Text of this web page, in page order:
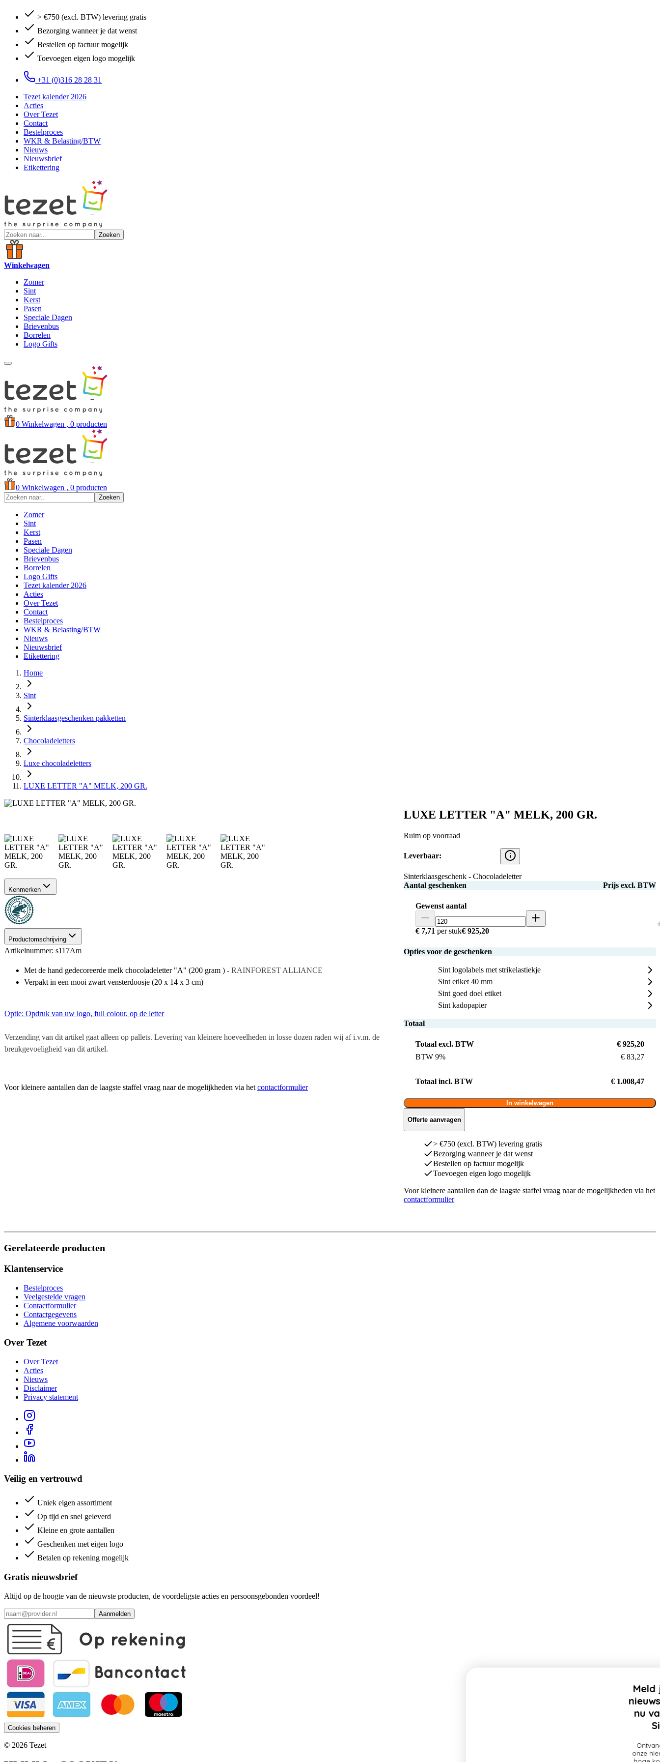
> €750 (excl. BTW) levering gratis
Bezorging wanneer je dat wenst
Bestellen op factuur mogelijk
Toevoegen eigen logo mogelijk
+31 (0)316 28 28 31
Tezet kalender 2026
Acties
Over Tezet
Contact
Bestelproces
WKR & Belasting/BTW
Nieuws
Nieuwsbrief
Etikettering
Zoeken
Winkelwagen
Zomer
Sint
Kerst
Pasen
Speciale Dagen
Brievenbus
Borrelen
Logo Gifts
0 Winkelwagen , 0 producten
0 Winkelwagen , 0 producten
Zoeken
Zomer
Sint
Kerst
Pasen
Speciale Dagen
Brievenbus
Borrelen
Logo Gifts
Tezet kalender 2026
Acties
Over Tezet
Contact
Bestelproces
WKR & Belasting/BTW
Nieuws
Nieuwsbrief
Etikettering
Home
Sint
Sinterklaasgeschenken pakketten
Chocoladeletters
Luxe chocoladeletters
LUXE LETTER "A" MELK, 200 GR.
LUXE LETTER "A" MELK, 200 GR.
Ruim op voorraad
Leverbaar:
Sinterklaasgeschenk - Chocoladeletter
Aantal geschenken
Prijs excl. BTW
Gewenst aantal
€ 7,71 per stuk€ 925,20
Opties voor de geschenken
Sint logolabels met strikelastiekje
Sint etiket 40 mm
Sint goed doel etiket
Sint kadopapier
Totaal
Totaal excl. BTW
€ 925,20
BTW 9%
€ 83,27
Totaal incl. BTW € 1.008,47
In winkelwagen
Offerte aanvragen
> €750 (excl. BTW) levering gratis
Bezorging wanneer je dat wenst
Bestellen op factuur mogelijk
Toevoegen eigen logo mogelijk
Voor kleinere aantallen dan de laagste staffel vraag naar de mogelijkheden via het
contactformulier
Kenmerken
Productomschrijving
Artikelnummer: s117Am
Met de hand gedecoreerde melk chocoladeletter "A" (200 gram ) - RAINFOREST ALLIANCE
Verpakt in een mooi zwart vensterdoosje (20 x 14 x 3 cm)
Optie: Opdruk van uw logo, full colour, op de letter
Verzending van dit artikel gaat alleen op pallets. Levering van kleinere hoeveelheden in losse dozen raden wij af i.v.m. de
breukgevoeligheid van dit artikel.
Voor kleinere aantallen dan de laagste staffel vraag naar de mogelijkheden via het contactformulier
Gerelateerde producten
Klantenservice
Bestelproces
Veelgestelde vragen
Contactformulier
Contactgegevens
Algemene voorwaarden
Over Tezet
Over Tezet
Acties
Nieuws
Disclaimer
Privacy statement
Veilig en vertrouwd
Uniek eigen assortiment
Op tijd en snel geleverd
Kleine en grote aantallen
Geschenken met eigen logo
Betalen op rekening mogelijk
Gratis nieuwsbrief
Altijd op de hoogte van de nieuwste producten, de voordeligste acties en persoonsgebonden voordeel!
Aanmelden
Cookies beheren
© 2026 Tezet
Meld je aan voor onze
nieuwsbrief en profiteer
nu van 10% korting op
onze nieuwe collectie, profiteer van